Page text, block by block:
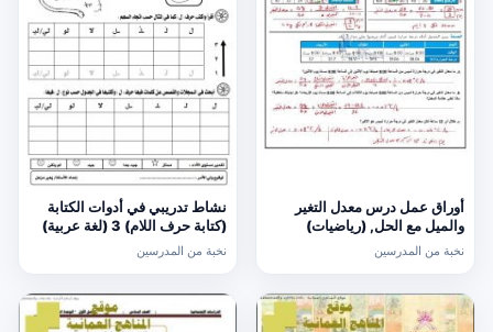
أوراق عمل درس معدل التغير
والميل مع الحل, (رياضيات)
الحادي عشر العام
نخبة من المدرسين
نشاط تدريبي في أدوات الكتابة
(كتابة حرف اللام) 3 (لغة عربية)
نخبة من المدرسين